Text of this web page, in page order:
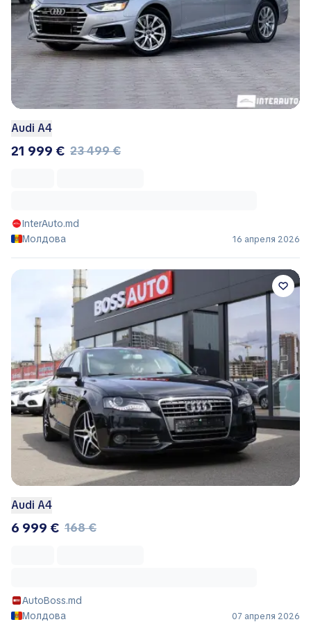
Audi A4
21 999 € 23 499 €
InterAuto.md
Молдова
16 апреля 2026
Audi A4
6 999 € 168 €
AutoBoss.md
Молдова
07 апреля 2026